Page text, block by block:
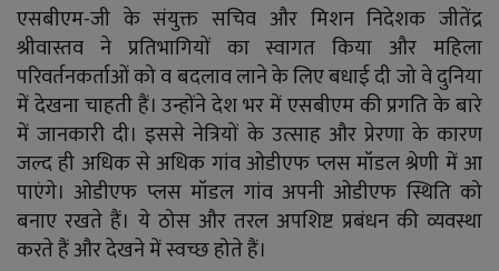
एसबीएम-जी के संयुक्त सचिव और मिशन निदेशक जीतेंद्र
श्रीवास्तव ने प्रतिभागियों का स्वागत किया और महिला
परिवर्तनकर्ताओं को व बदलाव लाने के लिए बधाई दी जो वे दुनिया
में देखना चाहती हैं। उन्होंने देश भर में एसबीएम की प्रगति के बारे
में जानकारी दी। इससे नेत्रियों के उत्साह और प्रेरणा के कारण
जल्द ही अधिक से अधिक गांव ओडीएफ प्लस मॉडल श्रेणी में आ
पाएंगे। ओडीएफ प्लस मॉडल गांव अपनी ओडीएफ स्थिति को
बनाए रखते हैं। ये ठोस और तरल अपशिष्ट प्रबंधन की व्यवस्था
करते हैं और देखने में स्वच्छ होते हैं।